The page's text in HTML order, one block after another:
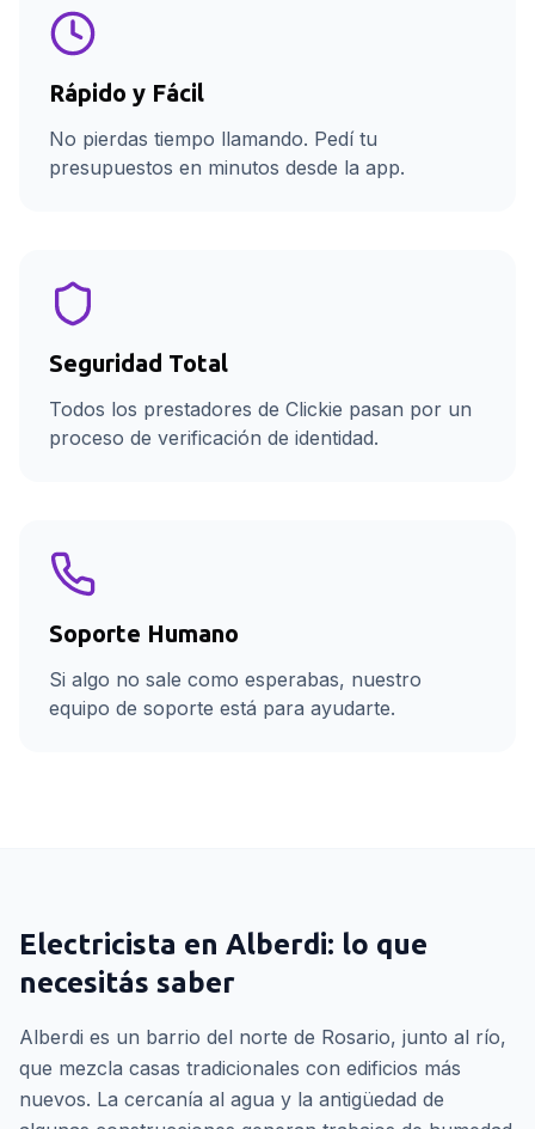
Rápido y Fácil
No pierdas tiempo llamando. Pedí tu
presupuestos en minutos desde la app.
Seguridad Total
Todos los prestadores de Clickie pasan por un
proceso de verificación de identidad.
Soporte Humano
Si algo no sale como esperabas, nuestro
equipo de soporte está para ayudarte.
Electricista en Alberdi: lo que
necesitás saber
Alberdi es un barrio del norte de Rosario, junto al río,
que mezcla casas tradicionales con edificios más
nuevos. La cercanía al agua y la antigüedad de